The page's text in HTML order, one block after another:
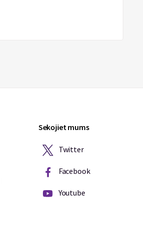
Sekojiet mums
Twitter
Facebook
Youtube